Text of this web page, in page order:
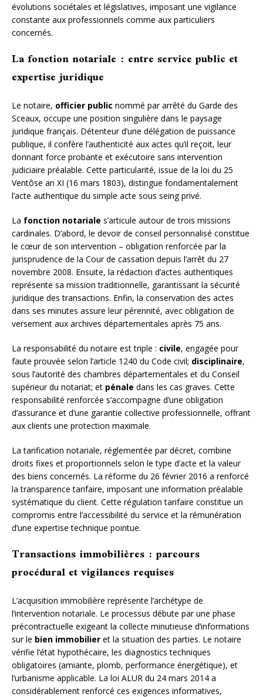
évolutions sociétales et législatives, imposant une vigilance
constante aux professionnels comme aux particuliers
concernés.
La fonction notariale : entre service public et
expertise juridique
Le notaire, officier public nommé par arrêté du Garde des
Sceaux, occupe une position singulière dans le paysage
juridique français. Détenteur d’une délégation de puissance
publique, il confère l’authenticité aux actes qu’il reçoit, leur
donnant force probante et exécutoire sans intervention
judiciaire préalable. Cette particularité, issue de la loi du 25
Ventôse an XI (16 mars 1803), distingue fondamentalement
l’acte authentique du simple acte sous seing privé.
La fonction notariale s’articule autour de trois missions
cardinales. D’abord, le devoir de conseil personnalisé constitue
le cœur de son intervention – obligation renforcée par la
jurisprudence de la Cour de cassation depuis l’arrêt du 27
novembre 2008. Ensuite, la rédaction d’actes authentiques
représente sa mission traditionnelle, garantissant la sécurité
juridique des transactions. Enfin, la conservation des actes
dans ses minutes assure leur pérennité, avec obligation de
versement aux archives départementales après 75 ans.
La responsabilité du notaire est triple : civile, engagée pour
faute prouvée selon l’article 1240 du Code civil; disciplinaire,
sous l’autorité des chambres départementales et du Conseil
supérieur du notariat; et pénale dans les cas graves. Cette
responsabilité renforcée s’accompagne d’une obligation
d’assurance et d’une garantie collective professionnelle, offrant
aux clients une protection maximale.
La tarification notariale, réglementée par décret, combine
droits fixes et proportionnels selon le type d’acte et la valeur
des biens concernés. La réforme du 26 février 2016 a renforcé
la transparence tarifaire, imposant une information préalable
systématique du client. Cette régulation tarifaire constitue un
compromis entre l’accessibilité du service et la rémunération
d’une expertise technique pointue.
Transactions immobilières : parcours
procédural et vigilances requises
L’acquisition immobilière représente l’archétype de
l’intervention notariale. Le processus débute par une phase
précontractuelle exigeant la collecte minutieuse d’informations
sur le bien immobilier et la situation des parties. Le notaire
vérifie l’état hypothécaire, les diagnostics techniques
obligatoires (amiante, plomb, performance énergétique), et
l’urbanisme applicable. La loi ALUR du 24 mars 2014 a
considérablement renforcé ces exigences informatives,